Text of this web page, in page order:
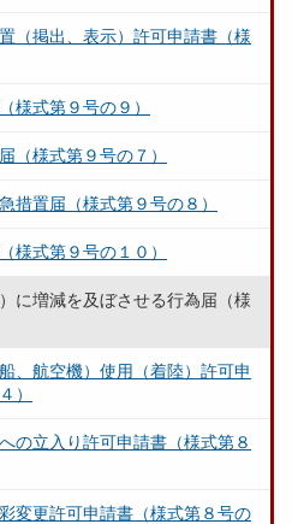
（掲出、表示）許可申請書（様
様式第９号の９）
（様式第９号の７）
措置届（様式第９号の８）
様式第９号の１０）
に増減を及ぼさせる行為届（様
、航空機）使用（着陸）許可申
）
の立入り許可申請書（様式第８
変更許可申請書（様式第８号の